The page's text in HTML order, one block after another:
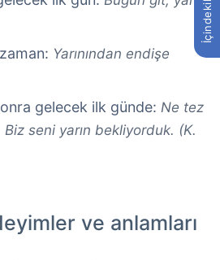
İçindekiler
Yarınından endişe
gelecek ilk günde: Ne tez
seni yarın bekliyorduk. (K.
ve anlamları